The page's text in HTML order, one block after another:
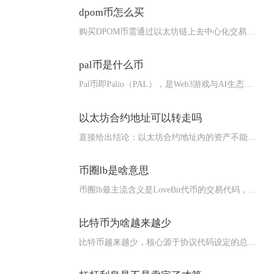
dpom币怎么买
pal币是什么币
Pal币即Palio（PAL），是Web3游戏与AI生态项目...
以太坊合约地址可以转走吗
直接给出结论：以太坊合约地址内的资产不能随意转走，能否提取完...
币圈lb是啥意思
比特币为啥越来越少